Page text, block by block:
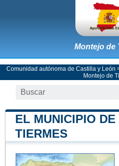
Montejo de
Comunidad autónoma de Castilla y León
Montejo de
EL MUNICIPIO
TIERMES